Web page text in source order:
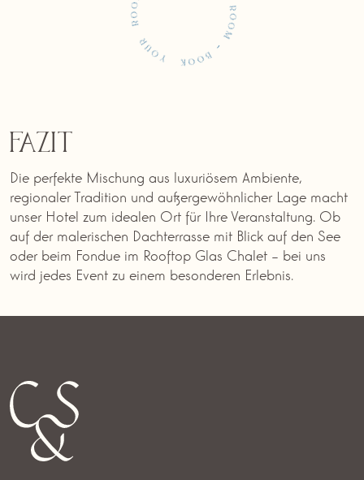
Buchen
Fazit
Die perfekte Mischung aus luxuriösem Ambiente,
regionaler Tradition und außergewöhnlicher Lage macht
unser Hotel zum idealen Ort für Ihre Veranstaltung. Ob
auf der malerischen Dachterrasse mit Blick auf den See
oder beim Fondue im Rooftop Glas Chalet – bei uns
wird jedes Event zu einem besonderen Erlebnis.